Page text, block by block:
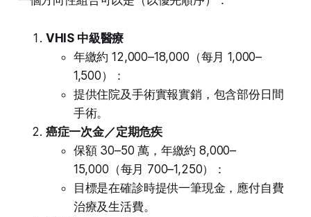
VHIS 中級醫療
年繳約 12,000–18,000（每月 1,000–
1,500）：
提供住院及手術實報實銷，包含部份日間
手術。
癌症一次金／定期危疾
保額 30–50 萬，年繳約 8,000–
15,000（每月 700–1,250）：
目標是在確診時提供一筆現金，應付自費
治療及生活費。